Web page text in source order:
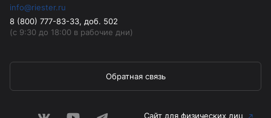
info@riester.ru
8 (800) 777-83-33, доб. 502
(с 9:30 до 18:00 в рабочие дни)
Обратная связь
Сайт для физических лиц